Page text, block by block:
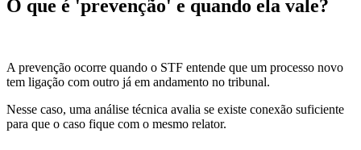
O que é 'prevenção' e quando ela vale?
A prevenção ocorre quando o STF entende que um processo novo
tem ligação com outro já em andamento no tribunal.
Nesse caso, uma análise técnica avalia se existe conexão suficiente
para que o caso fique com o mesmo relator.